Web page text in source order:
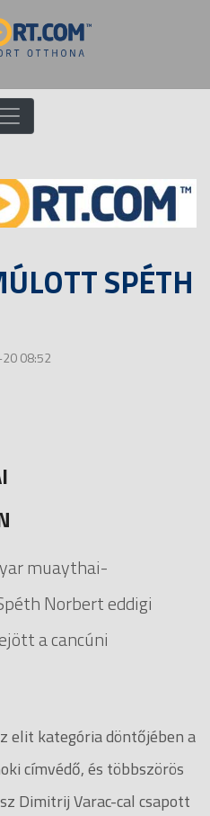
SPÉTH
08:52
muaythai-
Norbert eddigi
a cancúni
elit kategória döntőjében a
címvédő, és többszörös
Dimitrij Varac-cal csapott